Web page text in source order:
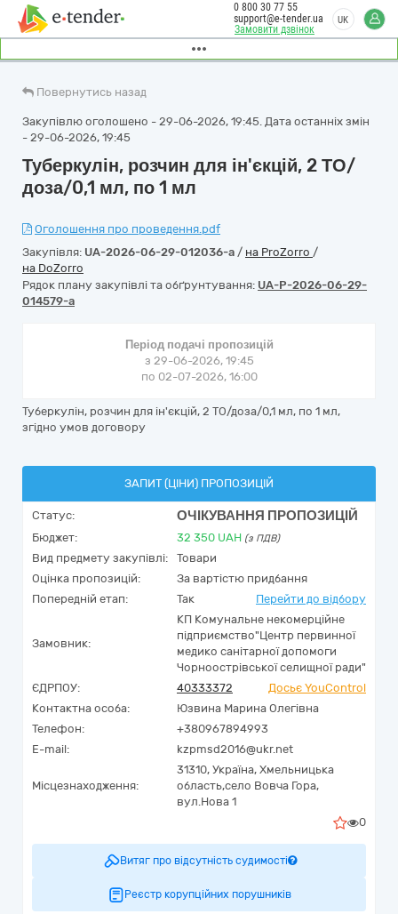
Замовити дзвінок
0 800 30 77 55
support@e-tender.ua
UK
Повернутись назад
Закупівлю оголошено - 29-06-2026, 19:45. Дата останніх змін
- 29-06-2026, 19:45
Туберкулін, розчин для ін'єкцій, 2 ТО/
доза/0,1 мл, по 1 мл
Оголошення про проведення.pdf
Закупівля: UA-2026-06-29-012036-a / на ProZorro /
на DoZorro
Рядок плану закупівлі та обґрунтування: UA-P-2026-06-29-
014579-a
Період подачі пропозицій
з 29-06-2026, 19:45
по 02-07-2026, 16:00
Туберкулін, розчин для ін'єкцій, 2 ТО/доза/0,1 мл, по 1 мл,
згідно умов договору
ЗАПИТ (ЦІНИ) ПРОПОЗИЦІЙ
Статус: ОЧІКУВАННЯ ПРОПОЗИЦІЙ
Бюджет: 32 350 UAH (з ПДВ)
Вид предмету закупівлі:
Товари
Оцінка пропозицій:
За вартістю придбання
Попередній етап:
Так Перейти до відбору
Замовник:
КП Комунальне некомерційне
підприємство"Центр первинної
медико санітарної допомоги
Чорноострівської селищної ради"
ЄДРПОУ:
40333372
Досьє YouControl
Контактна особа:
Юзвина Марина Олегівна
Телефон:
+380967894993
E-mail:
kzpmsd2016@ukr.net
Місцезнаходження:
31310, Україна, Хмельницька
область,село Вовча Гора,
вул.Нова 1
0
Витяг про відсутність судимості
Реєстр корупційних порушників